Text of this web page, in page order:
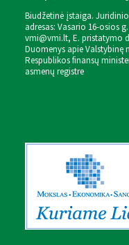
Biudžetinė įstaiga.
adresas: Vasario 16-osios
vmi@vmi.lt, E. pristatymo
Duomenys apie Valstybinę
Respublikos finansų
asmenų registre